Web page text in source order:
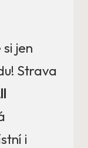
jen
Strava
i